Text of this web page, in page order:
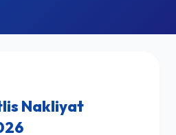
Nakliyat